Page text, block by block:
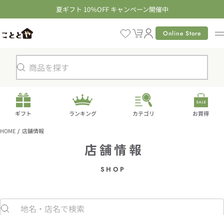
ン
テ
夏ギフト 10％OFF キャンペーン開催中
カ
ー
Online Store
検
ギフト ランキング カテゴリ お買得
HOME 店舗情報
店舗情報
SHOP